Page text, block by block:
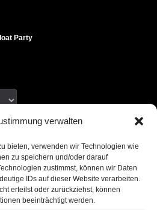
verwalten
bieten, verwenden wir Technologien wie
zu speichern und/oder darauf
zustimmst, können wir Daten
IDs auf dieser Website verarbeiten.
erteilst oder zurückziehst, können
beeinträchtigt werden.
Party
Wann ist das eigentlich